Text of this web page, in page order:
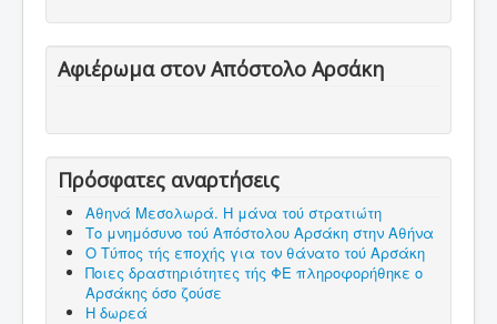
Αφιέρωμα στον Απόστολο Αρσάκη
Πρόσφατες αναρτήσεις
Αθηνά Μεσολωρά. Η μάνα τού στρατιώτη
Το μνημόσυνο τού Απόστολου Αρσάκη στην Αθήνα
Ο Τύπος τής εποχής για τον θάνατο τού Αρσάκη
Ποιες δραστηριότητες τής ΦΕ πληροφορήθηκε ο
Αρσάκης όσο ζούσε
Η δωρεά